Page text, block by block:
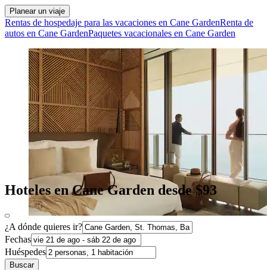
Planear un viaje
Rentas de hospedaje para las vacaciones en Cane GardenRenta de
autos en Cane GardenPaquetes vacacionales en Cane Garden
Hoteles en Cane Garden desde $93
¿A dónde quieres ir?
Fechas
Huéspedes
Buscar